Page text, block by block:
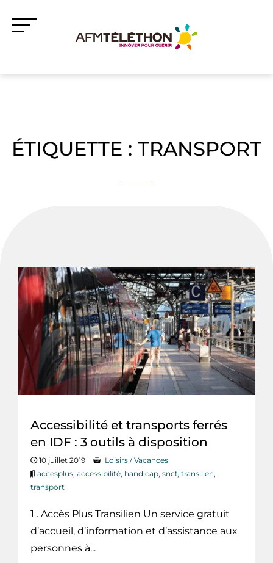
ÉTIQUETTE : TRANSPORT
Accessibilité et transports ferrés
en IDF : 3 outils à disposition
10 juillet 2019
Loisirs / Vacances
accesplus, accessibilité, handicap, sncf, transilien,
transport
1 . Accès Plus Transilien Un service gratuit
d’accueil, d’information et d’assistance aux
personnes à...